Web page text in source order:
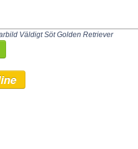
Väldigt Söt Golden Retriever